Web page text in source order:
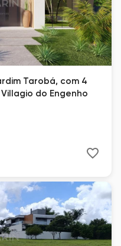
Tarobá, com 4
Villagio do Engenho